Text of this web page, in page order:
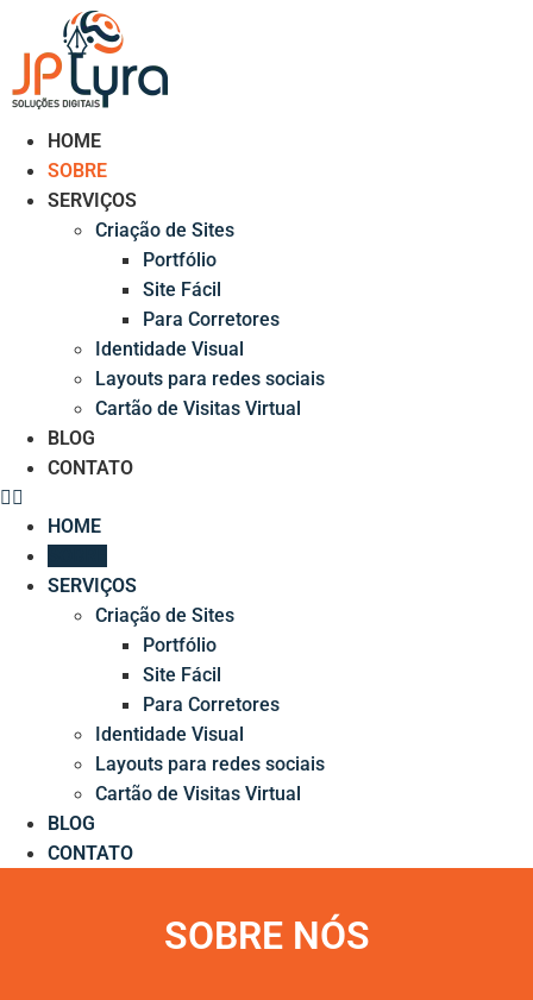
conteúdo
HOME
SOBRE
SERVIÇOS
Criação de Sites
Portfólio
Site Fácil
Para Corretores
Identidade Visual
Layouts para redes sociais
Cartão de Visitas Virtual
BLOG
CONTATO
HOME
SERVIÇOS
Criação de Sites
Portfólio
Site Fácil
Para Corretores
Identidade Visual
Layouts para redes sociais
Cartão de Visitas Virtual
BLOG
CONTATO
SOBRE NÓS